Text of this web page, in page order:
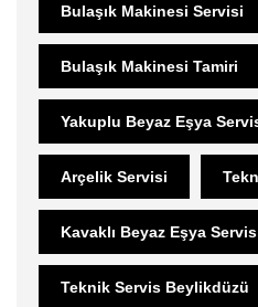
Bulaşık Makinesi Servisi
Bulaşık Makinesi Tamiri
Yakuplu Beyaz Eşya
Arçelik Servisi
Kavaklı Beyaz Eşya
Teknik Servis Beylikdüzü